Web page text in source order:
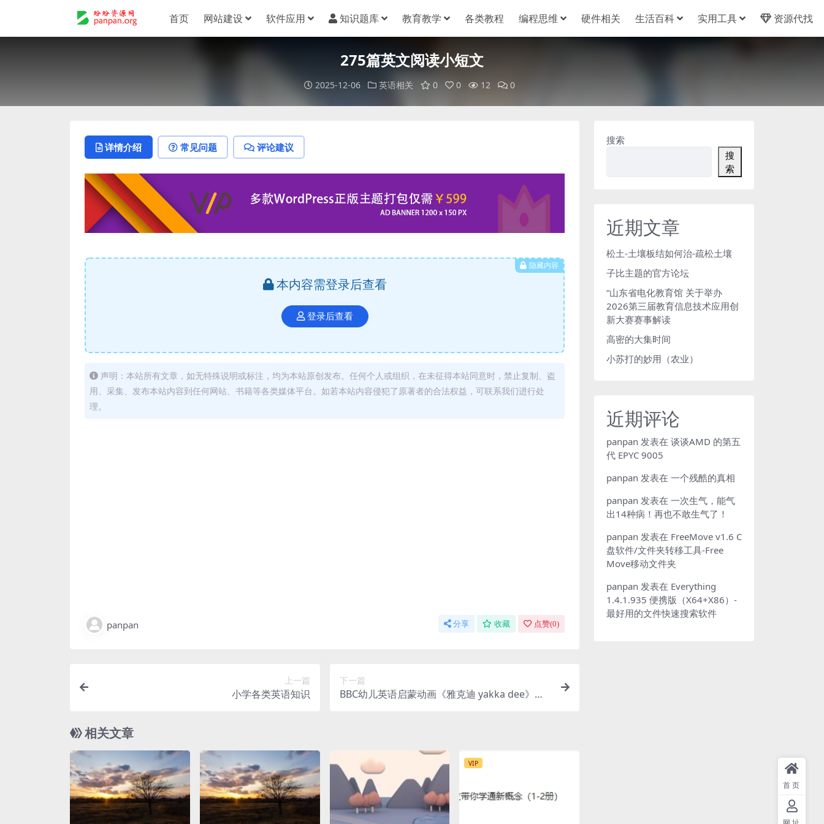
首页 网站建设 软件应用 知识题库 教育教学 各类教程 编程思维 硬件相关 生活百科 实用工具 资源代找
275篇英文阅读小短文
2025-12-06 英语相关 0 0 12 0
详情介绍 常见问题 评论建议
隐藏内容
本内容需登录后查看
登录后查看
声明：本站所有文章，如无特殊说明或标注，均为本站原创发布。任何个人或组织，在未征得本站同意时，禁止复制、盗
用、采集、发布本站内容到任何网站、书籍等各类媒体平台。如若本站内容侵犯了原著者的合法权益，可联系我们进行处
理。
panpan 分享 收藏 点赞(0)
上一篇
小学各类英语知识
下一篇
BBC幼儿英语启蒙动画《雅克迪 yakka dee》音
相关文章
VIP
搜索
搜
索
近期文章
松土-土壤板结如何治-疏松土壤
子比主题的官方论坛
“山东省电化教育馆 关于举办
2026第三届教育信息技术应用创
新大赛赛事解读
高密的大集时间
小苏打的妙用（农业）
近期评论
panpan 发表在 谈谈AMD 的第五
代 EPYC 9005
panpan 发表在 一个残酷的真相
panpan 发表在 一次生气，能气
出14种病！再也不敢生气了！
panpan 发表在 FreeMove v1.6 C
盘软件/文件夹转移工具-Free
Move移动文件夹
panpan 发表在 Everything
1.4.1.935 便携版（X64+X86）-
最好用的文件快速搜索软件
首页